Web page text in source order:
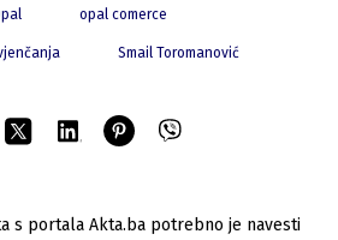
opal comerce
Smail Toromanović
s portala Akta.ba potrebno je navesti